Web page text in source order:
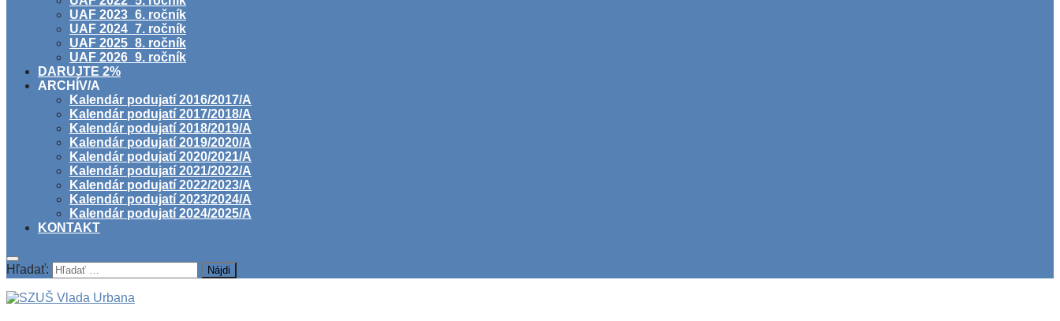
UAF 2023_6. ročník
UAF 2024_7. ročník
UAF 2025_8. ročník
UAF 2026_9. ročník
DARUJTE 2%
ARCHÍV/A
Kalendár podujatí 2016/2017/A
Kalendár podujatí 2017/2018/A
Kalendár podujatí 2018/2019/A
Kalendár podujatí 2019/2020/A
Kalendár podujatí 2020/2021/A
Kalendár podujatí 2021/2022/A
Kalendár podujatí 2022/2023/A
Kalendár podujatí 2023/2024/A
Kalendár podujatí 2024/2025/A
KONTAKT
Hľadať: